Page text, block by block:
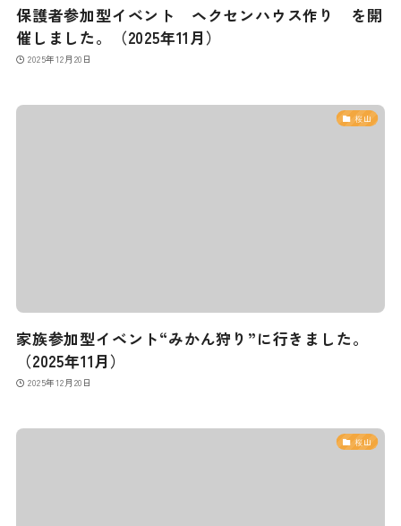
保護者参加型イベント ヘクセンハウス作り を開
催しました。（2025年11月）
2025年12月20日
桜山
家族参加型イベント“みかん狩り”に行きました。
（2025年11月）
2025年12月20日
桜山